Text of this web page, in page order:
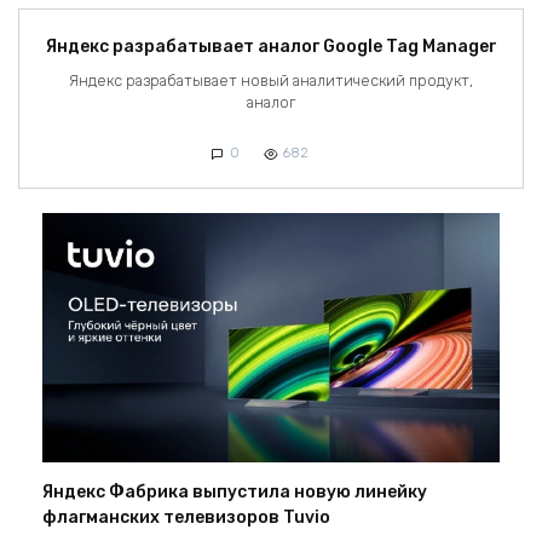
Яндекс разрабатывает аналог Google Tag Manager
Яндекс разрабатывает новый аналитический продукт,
аналог
0 682
Яндекс Фабрика выпустила новую линейку
флагманских телевизоров Tuvio